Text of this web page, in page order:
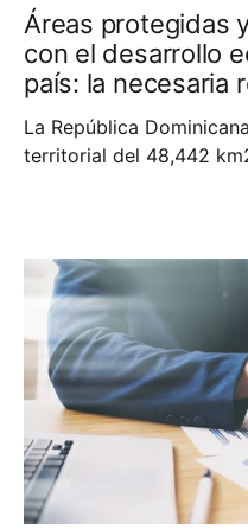
Áreas protegidas
con el desarrollo
país: la necesaria
La República
territorial del 48,442
12,204.5 km2 de
que equivale al 25.32
abarca el 10.8 % de las